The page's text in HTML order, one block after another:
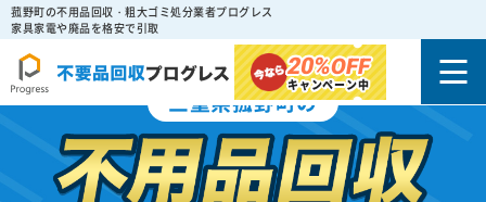
菰野町の不用品回収・粗大ゴミ処分業者プログレス
家具家電や廃品を格安で引取
20%OFF
キャンペーン中
三重県菰野町の